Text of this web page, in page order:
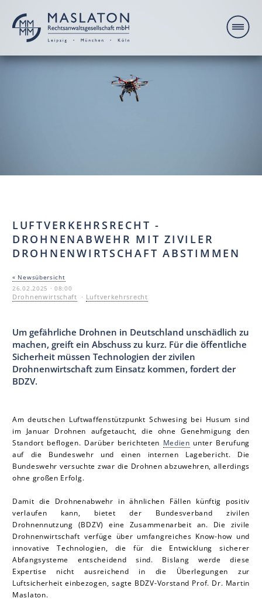
LUFTVERKEHRSRECHT -
DROHNENABWEHR MIT ZIVILER
DROHNENWIRTSCHAFT ABSTIMMEN
« Newsübersicht
26.02.2025 · 08:00
Drohnenwirtschaft · Luftverkehrsrecht
Um gefährliche Drohnen in Deutschland unschädlich zu
machen, greift ein Abschuss zu kurz. Für die öffentliche
Sicherheit müssen Technologien der zivilen
Drohnenwirtschaft zum Einsatz kommen, fordert der
BDZV.
Am deutschen Luftwaffenstützpunkt Schwesing bei Husum sind
im Januar Drohnen aufgetaucht, die ohne Genehmigung den
Standort beflogen. Darüber berichteten Medien unter Berufung
auf die Bundeswehr und einen internen Lagebericht. Die
Bundeswehr versuchte zwar die Drohnen abzuwehren, allerdings
ohne großen Erfolg.
Damit die Drohnenabwehr in ähnlichen Fällen künftig positiv
verlaufen kann, bietet der Bundesverband zivilen
Drohnennutzung (BDZV) eine Zusammenarbeit an. Die zivile
Drohnenwirtschaft verfüge über umfangreiches Know-how und
innovative Technologien, die für die Entwicklung sicherer
Abfangsysteme entscheidend sind. Bislang werde diese
Expertise nicht ausreichend in die Überlegungen zur
Luftsicherheit einbezogen, sagte BDZV-Vorstand Prof. Dr. Martin
Mas la ton.